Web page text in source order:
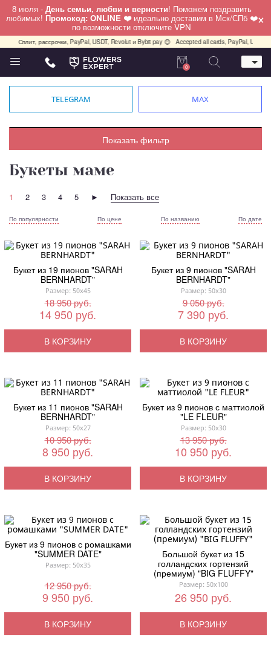
8 июля - День семьи, любви и верности! Поможем поздравить
любимых! Промокод: ONLINE ❤️ идеально доставим в Мск/СПб ❤️
по возможности отключите VPN ×
рассрочки, PayPal, USDT, Revolut и Bybit pay 😊 Accepted all cards, PayPal, USDT,
Телефон
+7 (495) 982-55-05
Москва, Бауманская 20 стр 7
работаем круглосуточно
0
TELEGRAM MAX
Показать фильтр
Букеты маме
1 2 3 4 5 ► Показать все
По популярности По цене По названию По дате
Букет из 19 пионов "SARAH
BERNHARDT"
Размер: 50x45
18 950 руб.
14 950 руб.
В КОРЗИНУ
Букет из 9 пионов "SARAH
BERNHARDT"
Размер: 50x30
9 050 руб.
7 390 руб.
В КОРЗИНУ
Букет из 11 пионов "SARAH
BERNHARDT"
Размер: 50x27
10 950 руб.
8 950 руб.
В КОРЗИНУ
Букет из 9 пионов с маттиолой
"LE FLEUR"
Размер: 50x30
13 950 руб.
10 950 руб.
В КОРЗИНУ
Букет из 9 пионов с ромашками
"SUMMER DATE"
Размер: 50x35
12 950 руб.
9 950 руб.
В КОРЗИНУ
Большой букет из 15
голландских гортензий
(премиум) "BIG FLUFFY"
Размер: 50x100
26 950 руб.
В КОРЗИНУ